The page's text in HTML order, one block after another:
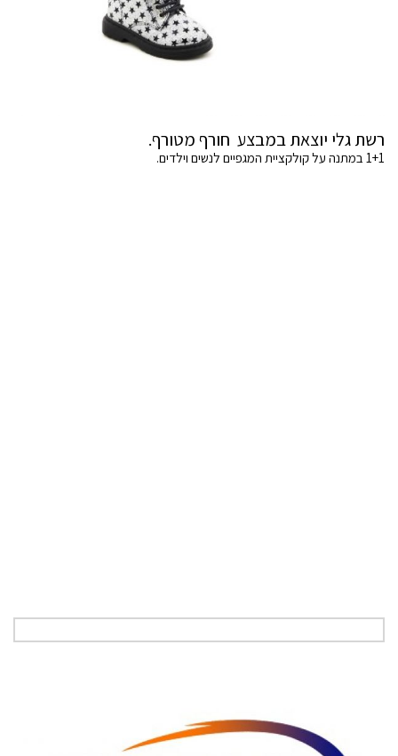
רשת גלי יוצאת במבצע חורף מטורף.
1+1 במתנה על קולקציית המגפיים לנשים וילדים.